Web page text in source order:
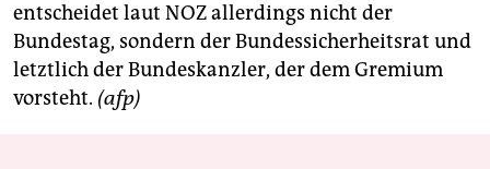
entscheidet laut NOZ allerdings nicht der
Bundestag, sondern der Bundessicherheitsrat und
letztlich der Bundeskanzler, der dem Gremium
vorsteht. (afp)